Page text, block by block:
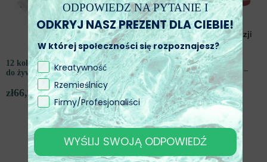
12 kolorów akrylowych – Idealne
do żywicy akrylowej Naturesin
zł66,99
Pigmenty na bazie wody do
żywicy akrylowej NatuResin –
NaturColor
od zł36,07
ODPOWIEDZ NA PYTANIE I
ODKRYJ NASZ PREZENT DLA CIEBIE!
W której społeczności się rozpoznajesz?
Kreatywność
Rzemieślnicy
Firmy/Profesjonaliści
WYŚLIJ SWOJĄ ODPOWIEDŹ